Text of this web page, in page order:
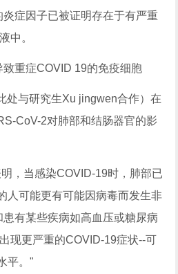
症因子已被证明存在于有严重
中。
处与研究生Xu jingwen合作）在
CoV-2对肺部和结肠器官的影
，当感染COVID-19时，肺部已
人可能更有可能因病毒而发生非
有某些疾病如高血压或糖尿病
现更严重的COVID-19症状--可
平。"